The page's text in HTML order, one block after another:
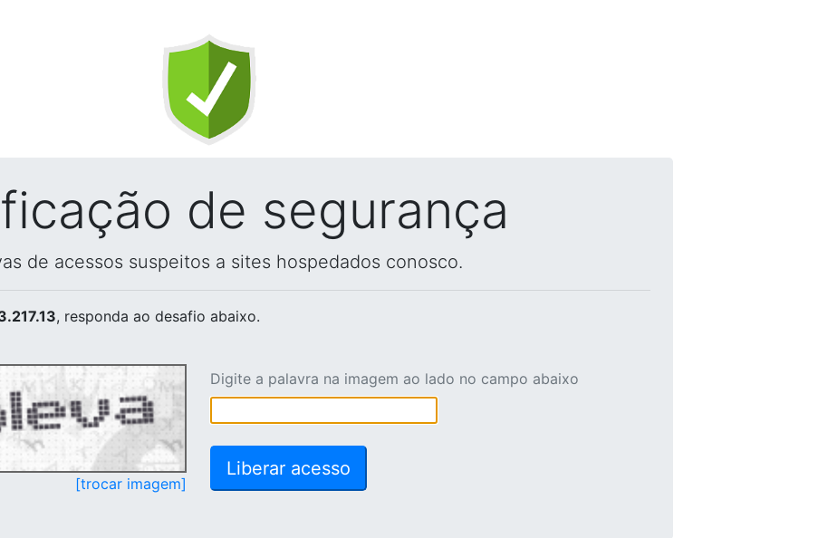
de segurança
de acessos suspeitos a sites hospedados conosco.
, responda ao desafio abaixo.
[trocar imagem]
Digite a palavra na imagem ao lado no campo abaixo